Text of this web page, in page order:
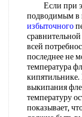
Если при
подводимым в
избыточного
всей
последнее не
температура
кипятильнике.
выкипания
температуру
показывает,